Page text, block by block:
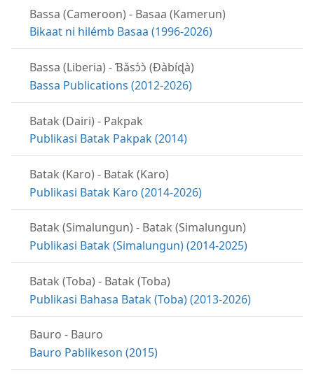
Bassa (Cameroon) - Basaa (Kamerun)
Bikaat ni hilémb Basaa (1996-2026)
Bassa (Liberia) -Ɓǎsɔ́ɔ̀ (Ɖàbíɖà)
Bassa Publications (2012-2026)
Batak (Dairi) - Pakpak
Publikasi Batak Pakpak (2014)
Batak (Karo) - Batak (Karo)
Publikasi Batak Karo (2014-2026)
Batak (Simalungun) - Batak (Simalungun)
Publikasi Batak (Simalungun) (2014-2025)
Batak (Toba) - Batak (Toba)
Publikasi Bahasa Batak (Toba) (2013-2026)
Bauro - Bauro
Bauro Pablikeson (2015)